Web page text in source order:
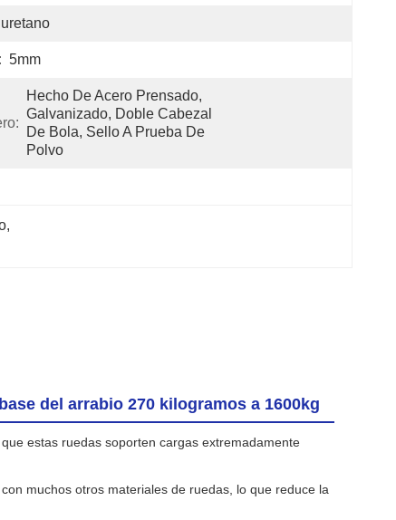
5mm
Hecho De Acero Prensado,
Galvanizado, Doble Cabezal
De Bola, Sello A Prueba De
Polvo
,
del arrabio 270 kilogramos a 1600kg
estas ruedas soporten cargas extremadamente
muchos otros materiales de ruedas, lo que reduce la